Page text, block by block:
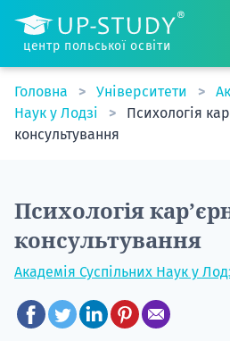
центр польської освіти
Головна Університети
Наук у Лодзі
Психологія
консультування
Психологія
консультування
Академія Суспільних Наук у